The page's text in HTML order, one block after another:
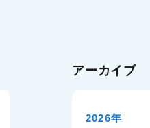
アーカイブ
2026年